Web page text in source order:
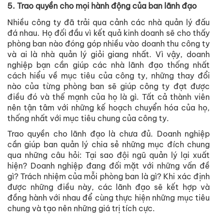
5. Trao quyền cho mọi hành động của ban lãnh đạo
Nhiều công ty đã trải qua cảnh các nhà quản lý đấu
đá nhau. Họ đối đầu vì kết quả kinh doanh sẽ cho thấy
phòng ban nào đóng góp nhiều vào doanh thu công ty
và ai là nhà quản lý giỏi giang nhất. Vì vậy, doanh
nghiệp bạn cần giúp các nhà lãnh đạo thống nhất
cách hiểu về mục tiêu của công ty, những thay đổi
nào của từng phòng ban sẽ giúp công ty đạt được
điều đó và thế mạnh của họ là gì. Tất cả thành viên
nên tận tâm với những kế hoạch chuyển hóa của họ,
thống nhất với mục tiêu chung của công ty.
Trao quyền cho lãnh đạo là chưa đủ. Doanh nghiệp
cần giúp ban quản lý chia sẻ những mục đích chung
qua những câu hỏi: Tại sao đội ngũ quản lý lại xuất
hiện? Doanh nghiệp đang đối mặt với những vấn đề
gì? Trách nhiệm của mỗi phòng ban là gì? Khi xác định
được những điều này, các lãnh đạo sẽ kết hợp và
đồng hành với nhau để cùng thực hiện những mục tiêu
chung và tạo nên những giá trị tích cực.